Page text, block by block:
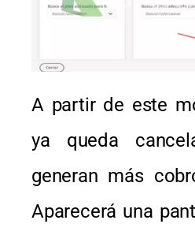
A partir de este
ya queda
generan más
Aparecerá una